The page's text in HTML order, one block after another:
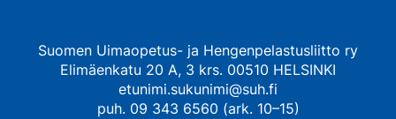
Suomen Uimaopetus- ja Hengenpelastusliitto ry
Elimäenkatu 20 A, 3 krs. 00510 HELSINKI
etunimi.sukunimi@suh.fi
puh. 09 343 6560 (ark. 10–15)